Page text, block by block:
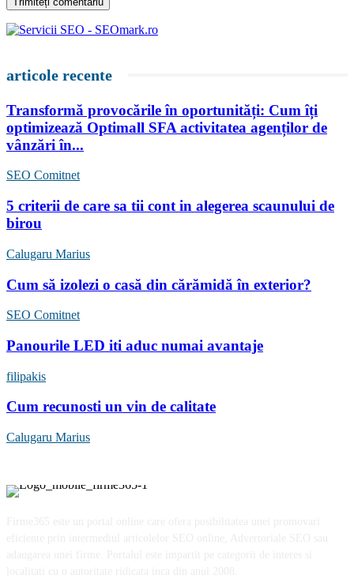
articole recente
Transformă provocările în oportunități: Cum îți
optimizează Optimall SFA activitatea agenților de
vânzări în...
SEO Comitnet
5 criterii de care sa tii cont in alegerea scaunului de
birou
Calugaru Marius
Cum să izolezi o casă din cărămidă în exterior?
SEO Comitnet
Panourile LED iti aduc numai avantaje
filipakis
Cum recunosti un vin de calitate
Calugaru Marius